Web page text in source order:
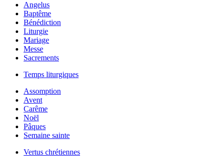
Angelus
Baptême
Bénédiction
Liturgie
Mariage
Messe
Sacrements
Temps liturgiques
Assomption
Avent
Carême
Noël
Pâques
Semaine sainte
Vertus chrétiennes